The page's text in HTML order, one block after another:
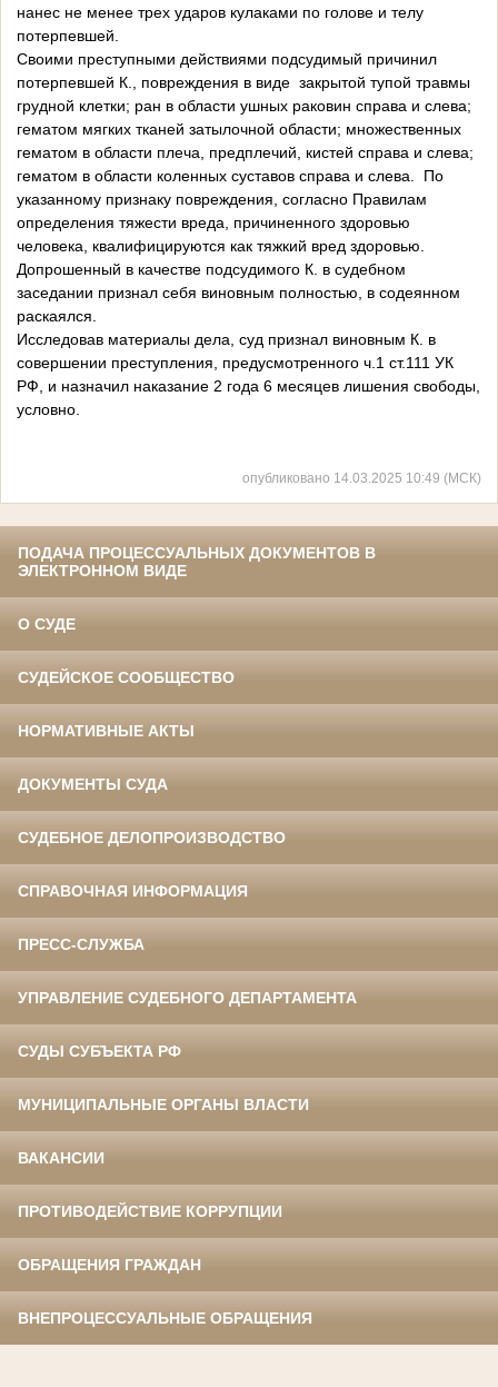
нанес не менее трех ударов кулаками по голове и телу
потерпевшей.
Своими преступными действиями подсудимый причинил
потерпевшей К., повреждения в виде закрытой тупой травмы
грудной клетки; ран в области ушных раковин справа и слева;
гематом мягких тканей затылочной области; множественных
гематом в области плеча, предплечий, кистей справа и слева;
гематом в области коленных суставов справа и слева. По
указанному признаку повреждения, согласно Правилам
определения тяжести вреда, причиненного здоровью
человека, квалифицируются как тяжкий вред здоровью.
Допрошенный в качестве подсудимого К. в судебном
заседании признал себя виновным полностью, в содеянном
раскаялся.
Исследовав материалы дела, суд признал виновным К. в
совершении преступления, предусмотренного ч.1 ст.111 УК
РФ, и назначил наказание 2 года 6 месяцев лишения свободы,
условно.
опубликовано 14.03.2025 10:49 (МСК)
ПОДАЧА ПРОЦЕССУАЛЬНЫХ ДОКУМЕНТОВ В
ЭЛЕКТРОННОМ ВИДЕ
О СУДЕ
СУДЕЙСКОЕ СООБЩЕСТВО
НОРМАТИВНЫЕ АКТЫ
ДОКУМЕНТЫ СУДА
СУДЕБНОЕ ДЕЛОПРОИЗВОДСТВО
СПРАВОЧНАЯ ИНФОРМАЦИЯ
ПРЕСС-СЛУЖБА
УПРАВЛЕНИЕ СУДЕБНОГО ДЕПАРТАМЕНТА
СУДЫ СУБЪЕКТА РФ
МУНИЦИПАЛЬНЫЕ ОРГАНЫ ВЛАСТИ
ВАКАНСИИ
ПРОТИВОДЕЙСТВИЕ КОРРУПЦИИ
ОБРАЩЕНИЯ ГРАЖДАН
ВНЕПРОЦЕССУАЛЬНЫЕ ОБРАЩЕНИЯ